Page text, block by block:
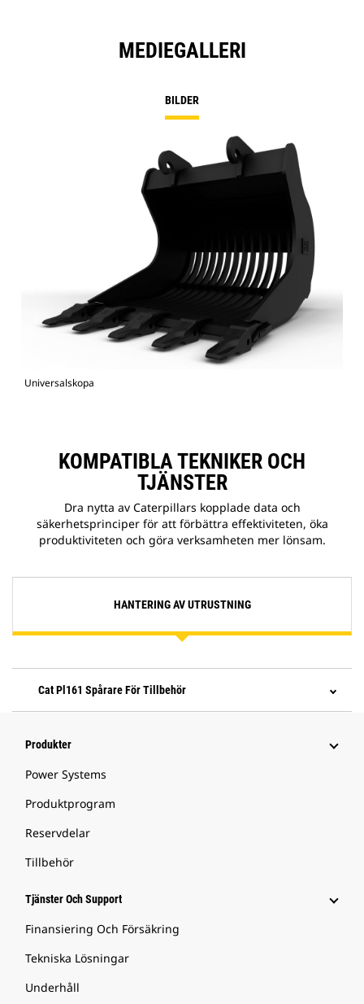
MEDIEGALLERI
BILDER
Universalskopa
KOMPATIBLA TEKNIKER OCH
TJÄNSTER
Dra nytta av Caterpillars kopplade data och
säkerhetsprinciper för att förbättra effektiviteten, öka
produktiviteten och göra verksamheten mer lönsam.
HANTERING AV UTRUSTNING
Cat Pl161 Spårare För Tillbehör
Produkter
Power Systems
Produktprogram
Reservdelar
Tillbehör
Tjänster Och Support
Finansiering Och Försäkring
Tekniska Lösningar
Underhåll